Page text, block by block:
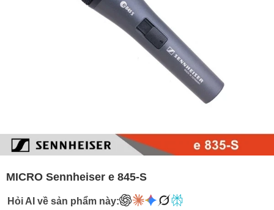
MICRO Sennheiser e 845-S
Hỏi AI về sản phẩm này: